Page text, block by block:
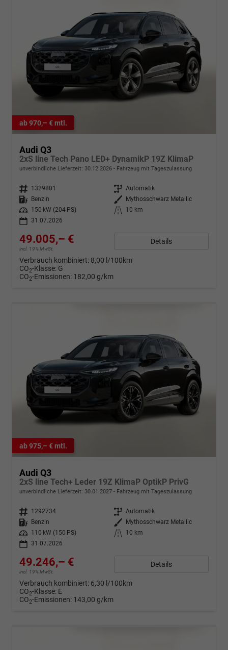
ab 970,– € mtl.
Audi Q3
2xS line Tech Pano LED+ DynamikP 19Z KlimaP
unverbindliche Lieferzeit: 30.12.2026 Fahrzeug mit Tageszulassung
Fahrzeugnr. 1329801 Getriebe Automatik
Kraftstoff
Benzin Außenfarbe
Mythosschwarz Metallic
Leistung
150 kW (204 PS) Kilometerstand
10 km
31.07.2026
49.005,– €
incl. 19% MwSt.
Details
Verbrauch kombiniert: 8,00 l/100km
CO2-Klasse: G
CO2-Emissionen: 182,00 g/km
ab 975,– € mtl.
Audi Q3
2xS line Tech+ Leder 19Z KlimaP OptikP PrivG
unverbindliche Lieferzeit: 30.01.2027 Fahrzeug mit Tageszulassung
Fahrzeugnr. 1292734 Getriebe Automatik
Kraftstoff
Benzin Außenfarbe
Mythosschwarz Metallic
Leistung
110 kW (150 PS) Kilometerstand
10 km
31.07.2026
49.246,– €
incl. 19% MwSt.
Details
Verbrauch kombiniert: 6,30 l/100km
CO2-Klasse: E
CO2-Emissionen: 143,00 g/km